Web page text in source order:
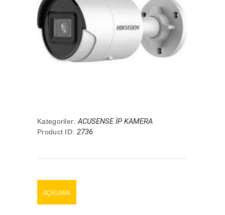
Kategoriler: ACUSENSE İP KAMERA
Product ID: 2736
AÇIKLAMA